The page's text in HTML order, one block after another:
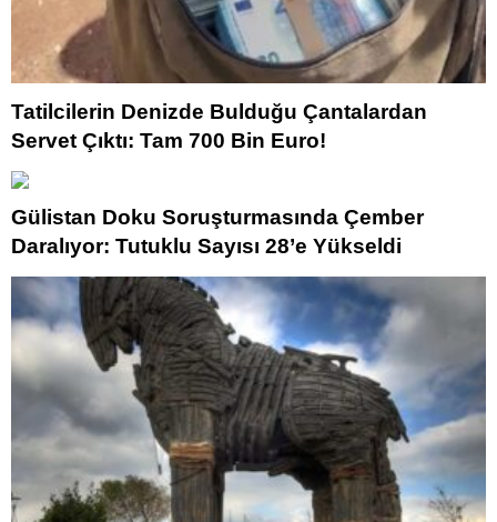
Tatilcilerin Denizde Bulduğu Çantalardan
Servet Çıktı: Tam 700 Bin Euro!
Gülistan Doku Soruşturmasında Çember
Daralıyor: Tutuklu Sayısı 28’e Yükseldi